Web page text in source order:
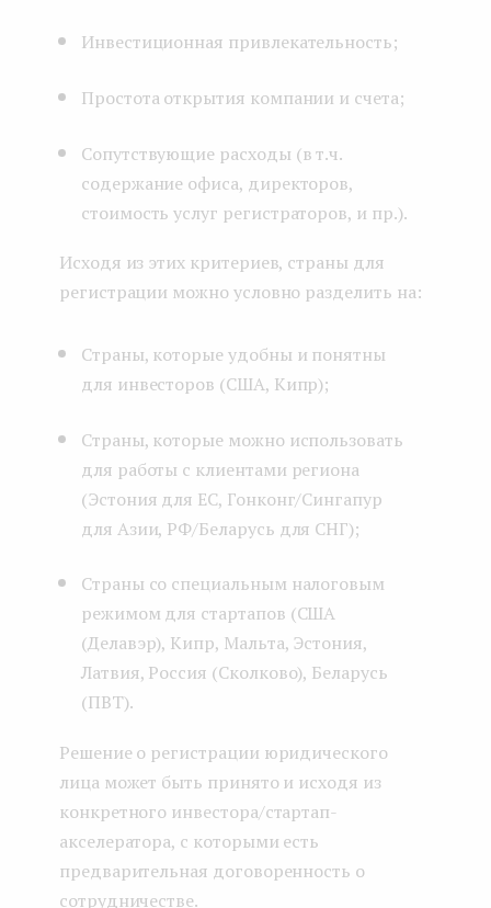
Инвестиционная привлекательность;
Простота открытия компании и счета;
Сопутствующие расходы (в т.ч.
содержание офиса, директоров,
стоимость услуг регистраторов, и пр.).
Исходя из этих критериев, страны для
регистрации можно условно разделить на:
Страны, которые удобны и понятны
для инвесторов (США, Кипр);
Страны, которые можно использовать
для работы с клиентами региона
(Эстония для ЕС, Гонконг/Сингапур
для Азии, РФ/Беларусь для СНГ);
Страны со специальным налоговым
режимом для стартапов (США
(Делавэр), Кипр, Мальта, Эстония,
Латвия, Россия (Сколково), Беларусь
(ПВТ).
Решение о регистрации юридического
лица может быть принято и исходя из
конкретного инвестора/стартап-
акселератора, с которыми есть
предварительная договоренность о
сотрудничестве.